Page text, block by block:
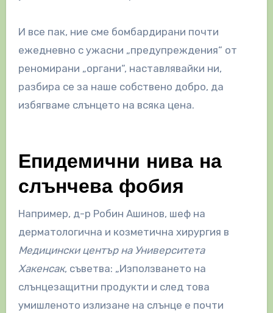
И все пак, ние сме бомбардирани почти
ежедневно с ужасни „предупреждения“ от
реномирани „органи“, наставлявайки ни,
разбира се за наше собствено добро, да
избягваме слънцето на всяка цена.
Епидемични нива на
слънчева фобия
Например, д-р Робин Ашинов, шеф на
дерматологична и козметична хирургия в
Медицински център на Университета
Хакенсак, съветва: „Използването на
слънцезащитни продукти и след това
умишленото излизане на слънце е почти